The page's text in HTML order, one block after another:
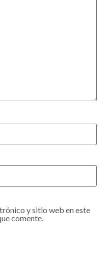
y sitio web en este
comente.